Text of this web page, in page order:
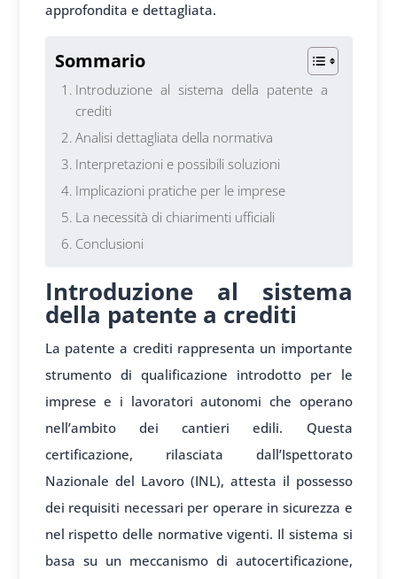
approfondita e dettagliata.
Sommario
Introduzione al sistema della patente a
crediti
Analisi dettagliata della normativa
Interpretazioni e possibili soluzioni
Implicazioni pratiche per le imprese
La necessità di chiarimenti ufficiali
Conclusioni
Introduzione al sistema
della patente a crediti
La patente a crediti rappresenta un importante
strumento di qualificazione introdotto per le
imprese e i lavoratori autonomi che operano
nell’ambito dei cantieri edili. Questa
certificazione, rilasciata dall’Ispettorato
Nazionale del Lavoro (INL), attesta il possesso
dei requisiti necessari per operare in sicurezza e
nel rispetto delle normative vigenti. Il sistema si
basa su un meccanismo di autocertificazione,